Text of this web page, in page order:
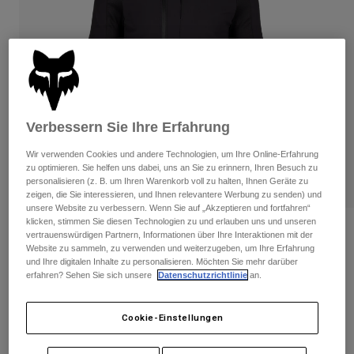
Hosen
Kurze Hosen
Handschuhe
Protektoren
Brillen
Socken
Zubehör
Hosen
Handschuhe
Jacken
Protektoren
Brillen
Socken
Taschen & Zubehör
Alle anzeigen
Damen
T-Shirts & Tops
Hoodies und Pullover
Jacken
Hosen
Shirts
Alle anzeigen
Kinder
Brillen
Socken
Alle anzeigen
Moto
Helme
Jerseys
Hosen
Stiefel
Brillen
Bewertungen
Kapuzenpullover Defend Thermal
€ 149,99
Verbessern Sie Ihre Erfahrung
Wir verwenden Cookies und andere Technologien, um Ihre Online-Erfahrung
zu optimieren. Sie helfen uns dabei, uns an Sie zu erinnern, Ihren Besuch zu
personalisieren (z. B. um Ihren Warenkorb voll zu halten, Ihnen Geräte zu
zeigen, die Sie interessieren, und Ihnen relevantere Werbung zu senden) und
unsere Website zu verbessern. Wenn Sie auf „Akzeptieren und fortfahren“
klicken, stimmen Sie diesen Technologien zu und erlauben uns und unseren
vertrauenswürdigen Partnern, Informationen über Ihre Interaktionen mit der
Website zu sammeln, zu verwenden und weiterzugeben, um Ihre Erfahrung
und Ihre digitalen Inhalte zu personalisieren. Möchten Sie mehr darüber
erfahren? Sehen Sie sich unsere
Datenschutzrichtlinie an.
Cookie-Einstellungen